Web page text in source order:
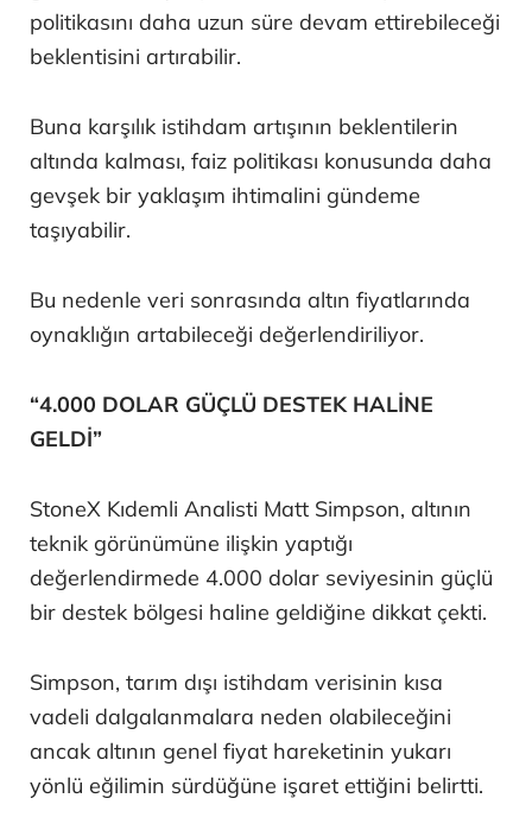
politikasını daha uzun süre devam ettirebileceği
beklentisini artırabilir.
Buna karşılık istihdam artışının beklentilerin
altında kalması, faiz politikası konusunda daha
gevşek bir yaklaşım ihtimalini gündeme
taşıyabilir.
Bu nedenle veri sonrasında altın fiyatlarında
oynaklığın artabileceği değerlendiriliyor.
“4.000 DOLAR GÜÇLÜ DESTEK HALİNE
GELDİ”
StoneX Kıdemli Analisti Matt Simpson, altının
teknik görünümüne ilişkin yaptığı
değerlendirmede 4.000 dolar seviyesinin güçlü
bir destek bölgesi haline geldiğine dikkat çekti.
Simpson, tarım dışı istihdam verisinin kısa
vadeli dalgalanmalara neden olabileceğini
ancak altının genel fiyat hareketinin yukarı
yönlü eğilimin sürdüğüne işaret ettiğini belirtti.